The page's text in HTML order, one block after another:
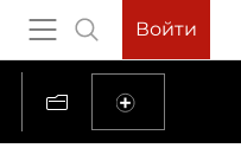
Войти